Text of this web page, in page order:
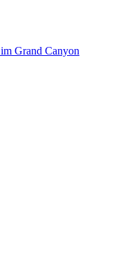
Grand Canyon